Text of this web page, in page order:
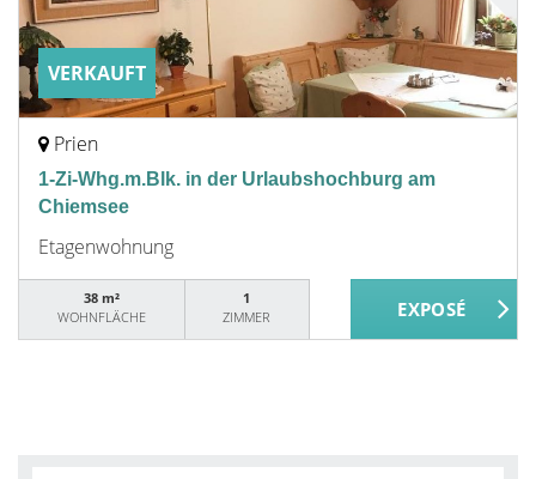
VERKAUFT
Prien
1-Zi-Whg.m.Blk. in der Urlaubshochburg am
Chiemsee
Etagenwohnung
38 m²
WOHNFLÄCHE
1
ZIMMER